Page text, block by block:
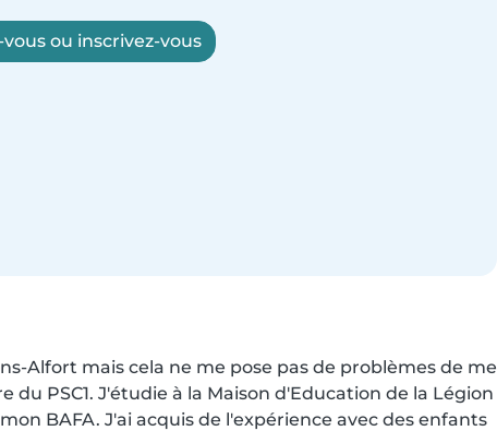
ou inscrivez-vous
Alfort mais cela ne me pose pas de problèmes de me
PSC1. J'étudie à la Maison d'Education de la Légion
BAFA. J'ai acquis de l'expérience avec des enfants